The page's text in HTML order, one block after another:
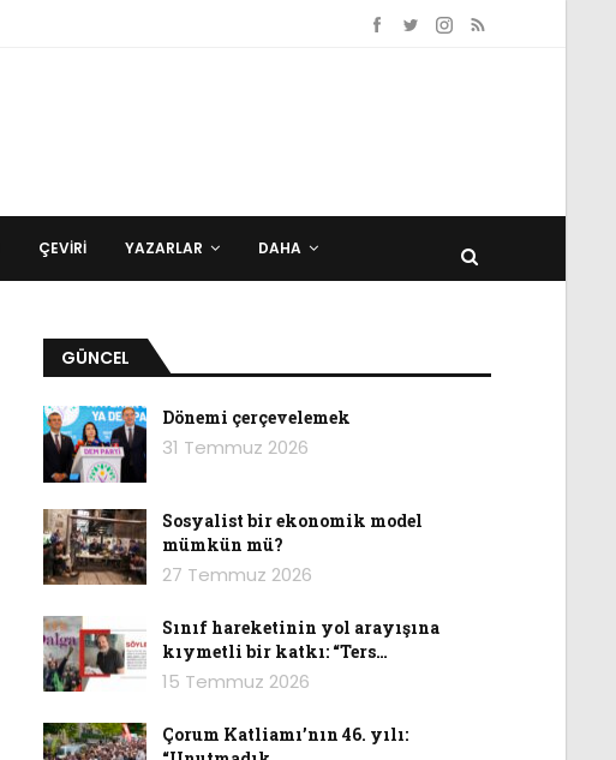
ÇEVIRI YAZARLAR DAHA
GÜNCEL
Dönemi çerçevelemek
31 Temmuz 2026
Sosyalist bir ekonomik model
mümkün mü?
27 Temmuz 2026
Sınıf hareketinin yol arayışına
kıymetli bir katkı: “Ters…
15 Temmuz 2026
Çorum Katliamı’nın 46. yılı: